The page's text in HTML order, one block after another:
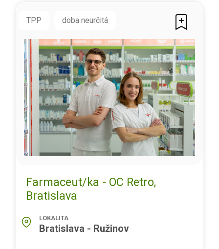
TPP doba neurčitá
Farmaceut/ka - OC Retro,
Bratislava
LOKALITA
Bratislava - Ružinov